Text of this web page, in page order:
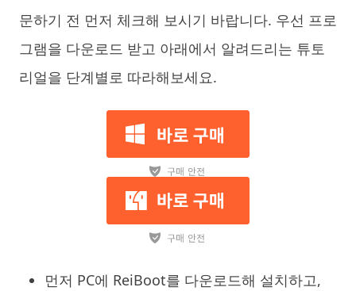
문하기 전 먼저 체크해 보시기 바랍니다. 우선 프로
그램을 다운로드 받고 아래에서 알려드리는 튜토
리얼을 단계별로 따라해보세요.
먼저 PC에 ReiBoot를 다운로드해 설치하고,